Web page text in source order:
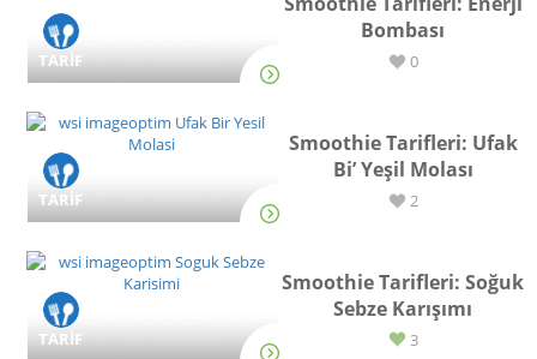
TARİF
Bombası
0
TARİF
Smoothie Tarifleri: Ufak
Bi’ Yeşil Molası
2
TARİF
Smoothie Tarifleri: Soğuk
Sebze Karışımı
3